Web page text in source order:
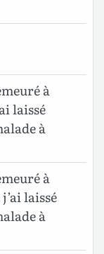
à
laissé
à
à
laissé
à